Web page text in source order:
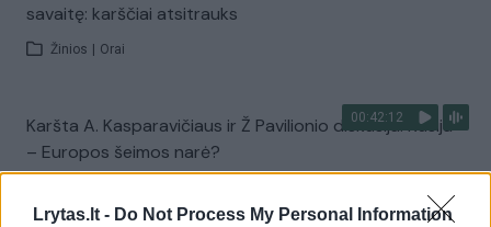
Lrytas.lt - Do Not Process My Personal Information
savaitę: karščiai atsitrauks
Žinios Orai
00:42:12
Karšta A. Kasparavičiaus ir Ž Pavilionio diskusija: Rusija
– Europos šeimos narė?